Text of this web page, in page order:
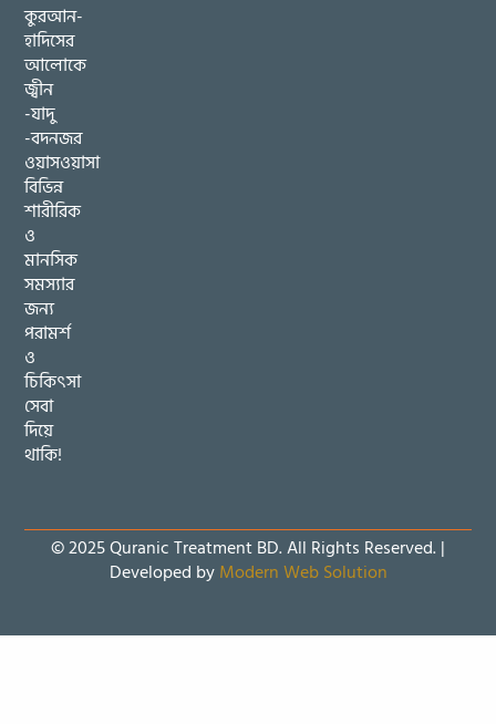
কুরআন-
হাদিসের
আলোকে
জ্বীন
-যাদু
-বদনজর
ওয়াসওয়াসা
বিভিন্ন
শারীরিক
ও
মানসিক
সমস্যার
জন্য
পরামর্শ
ও
চিকিৎসা
সেবা
দিয়ে
থাকি!
© 2025 Quranic Treatment BD. All Rights Reserved. |
Developed byModern Web Solution